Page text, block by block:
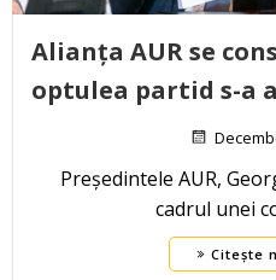
Alianța AUR se
optulea partid s-a
Președintele AUR,
cadrul unei
Citește